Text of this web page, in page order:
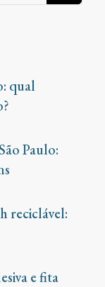
qual
Paulo:
reciclável:
e fita